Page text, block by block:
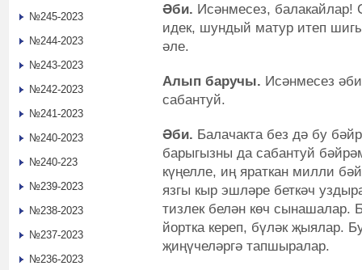
Әби. Исәнмесез, балакайлар!
идек, шундый матур итеп
әле.
Алып баручы. Исәнмесез
сабантуй.
Әби. Балачакта без дә бу
барыгызны да сабантуй
күңелле, иң яраткан милли
язгы кыр эшләре беткәч
тизлек белән көч сынашалар.
йортка кереп, бүләк җыялар.
җиңүчеләргә тапшыралар.
№245-2023
№244-2023
№243-2023
№242-2023
№241-2023
№240-2023
№240-223
№239-2023
№238-2023
№237-2023
№236-2023